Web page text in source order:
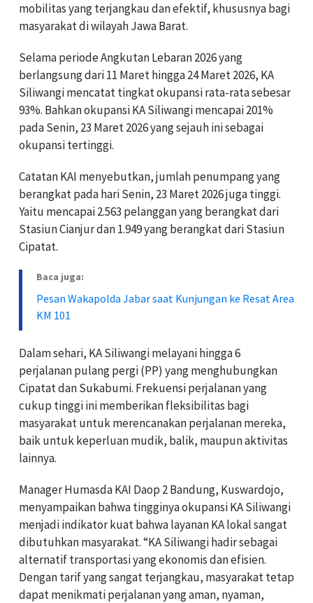
mobilitas yang terjangkau dan efektif, khususnya bagi
masyarakat di wilayah Jawa Barat.
Selama periode Angkutan Lebaran 2026 yang
berlangsung dari 11 Maret hingga 24 Maret 2026, KA
Siliwangi mencatat tingkat okupansi rata-rata sebesar
93%. Bahkan okupansi KA Siliwangi mencapai 201%
pada Senin, 23 Maret 2026 yang sejauh ini sebagai
okupansi tertinggi.
Catatan KAI menyebutkan, jumlah penumpang yang
berangkat pada hari Senin, 23 Maret 2026 juga tinggi.
Yaitu mencapai 2.563 pelanggan yang berangkat dari
Stasiun Cianjur dan 1.949 yang berangkat dari Stasiun
Cipatat.
Baca juga:
Pesan Wakapolda Jabar saat Kunjungan ke Resat Area
KM 101
Dalam sehari, KA Siliwangi melayani hingga 6
perjalanan pulang pergi (PP) yang menghubungkan
Cipatat dan Sukabumi. Frekuensi perjalanan yang
cukup tinggi ini memberikan fleksibilitas bagi
masyarakat untuk merencanakan perjalanan mereka,
baik untuk keperluan mudik, balik, maupun aktivitas
lainnya.
Manager Humasda KAI Daop 2 Bandung, Kuswardojo,
menyampaikan bahwa tingginya okupansi KA Siliwangi
menjadi indikator kuat bahwa layanan KA lokal sangat
dibutuhkan masyarakat. “KA Siliwangi hadir sebagai
alternatif transportasi yang ekonomis dan efisien.
Dengan tarif yang sangat terjangkau, masyarakat tetap
dapat menikmati perjalanan yang aman, nyaman,